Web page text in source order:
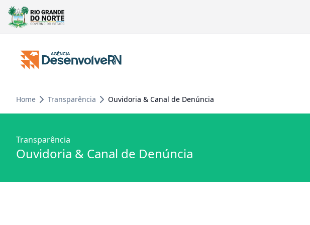
Home Transparência Ouvidoria & Canal de Denúncia
Transparência
Ouvidoria & Canal de Denúncia